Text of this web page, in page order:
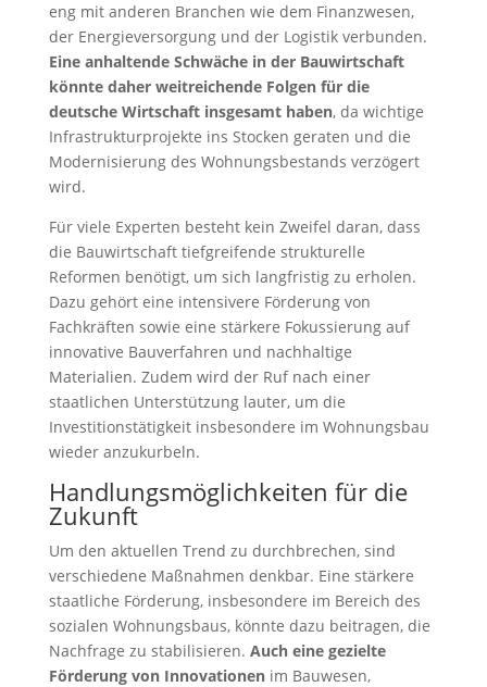
eng mit anderen Branchen wie dem Finanzwesen,
der Energieversorgung und der Logistik verbunden.
Eine anhaltende Schwäche in der Bauwirtschaft
könnte daher weitreichende Folgen für die
deutsche Wirtschaft insgesamt haben, da wichtige
Infrastrukturprojekte ins Stocken geraten und die
Modernisierung des Wohnungsbestands verzögert
wird.
Für viele Experten besteht kein Zweifel daran, dass
die Bauwirtschaft tiefgreifende strukturelle
Reformen benötigt, um sich langfristig zu erholen.
Dazu gehört eine intensivere Förderung von
Fachkräften sowie eine stärkere Fokussierung auf
innovative Bauverfahren und nachhaltige
Materialien. Zudem wird der Ruf nach einer
staatlichen Unterstützung lauter, um die
Investitionstätigkeit insbesondere im Wohnungsbau
wieder anzukurbeln.
Handlungsmöglichkeiten für die
Zukunft
Um den aktuellen Trend zu durchbrechen, sind
verschiedene Maßnahmen denkbar. Eine stärkere
staatliche Förderung, insbesondere im Bereich des
sozialen Wohnungsbaus, könnte dazu beitragen, die
Nachfrage zu stabilisieren. Auch eine gezielte
Förderung von Innovationenim Bauwesen,